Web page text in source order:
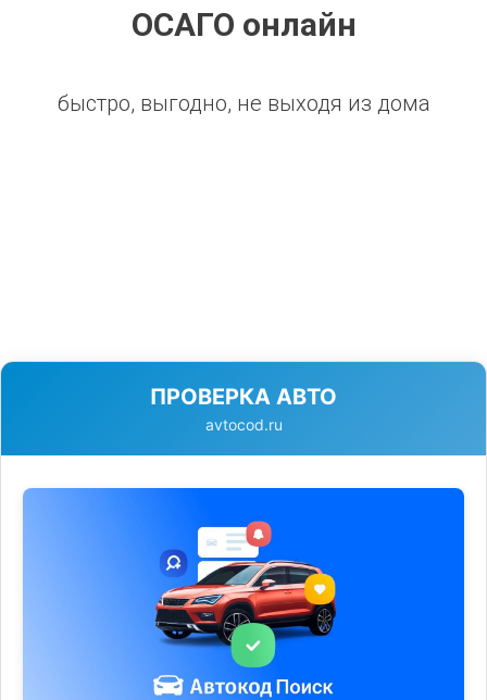
ОСАГО онлайн
быстро, выгодно, не выходя из дома
ПРОВЕРКА АВТО
avtocod.ru